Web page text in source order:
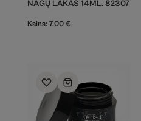
NAGŲ LAKAS 14ML. 82307
Kaina: 7.00 €